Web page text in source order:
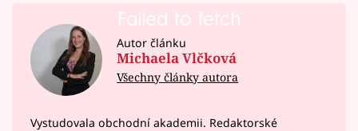
Failed to fetch
Autor článku
Michaela Vlčková
Všechny články autora
Vystudovala obchodní akademii. Redaktorské